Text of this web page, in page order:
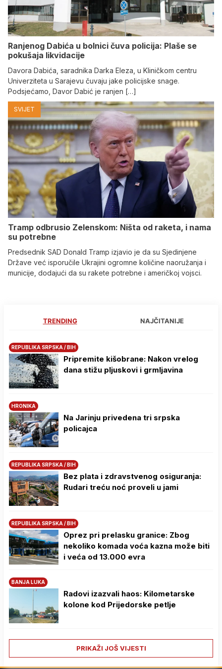
Ranjenog Dabića u bolnici čuva policija: Plaše se
pokušaja likvidacije
Davora Dabića, saradnika Darka Eleza, u Kliničkom centru
Univerziteta u Sarajevu čuvaju jake policijske snage.
Podsjećamo, Davor Dabić je ranjen […]
SVIJET
Tramp odbrusio Zelenskom: Ništa od raketa, i nama
su potrebne
Predsednik SAD Donald Tramp izjavio je da su Sjedinjene
Države već isporučile Ukrajini ogromne količine naoružanja i
municije, dodajući da su rakete potrebne i američkoj vojsci.
TRENDING NAJČITANIJE
REPUBLIKA SRPSKA / BIH
Pripremite kišobrane: Nakon vrelog
dana stižu pljuskovi i grmljavina
HRONIKA
Na Јarinju privedena tri srpska
policajca
REPUBLIKA SRPSKA / BIH
Bez plata i zdravstvenog osiguranja:
Rudari treću noć proveli u jami
REPUBLIKA SRPSKA / BIH
Oprez pri prelasku granice: Zbog
nekoliko komada voća kazna može biti
i veća od 13.000 evra
BANJA LUKA
Radovi izazvali haos: Kilometarske
kolone kod Prijedorske petlje
PRIKAŽI JOŠ VIJESTI